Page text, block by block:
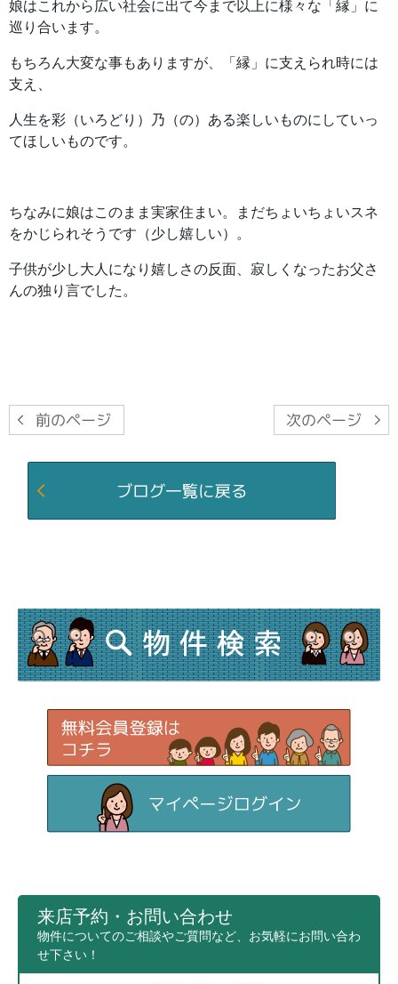
娘はこれから広い社会に出て今まで以上に様々な「縁」に
巡り合います。
もちろん大変な事もありますが、「縁」に支えられ時には
支え、
人生を彩（いろどり）乃（の）ある楽しいものにしていっ
てほしいものです。
ちなみに娘はこのまま実家住まい。まだちょいちょいスネ
をかじられそうです（少し嬉しい）。
子供が少し大人になり嬉しさの反面、寂しくなったお父さ
んの独り言でした。
来店予約・お問い合わせ
物件についてのご相談やご質問など、お気軽にお問い合わ
せ下さい！